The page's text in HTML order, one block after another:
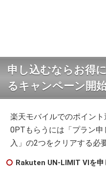
申し込むならお得
るキャンペーン開
楽天モバイルでのポイン
0PTもらうには「プラン
入」の2つをクリアする必
Rakuten UN-LIMIT VIを